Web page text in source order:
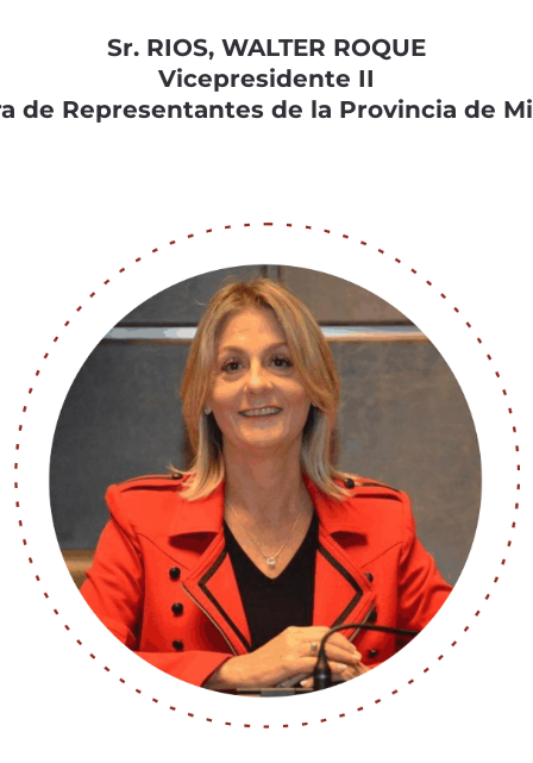
Sr. RIOS, WALTER ROQUE
Vicepresidente II
de Representantes de la Provincia de